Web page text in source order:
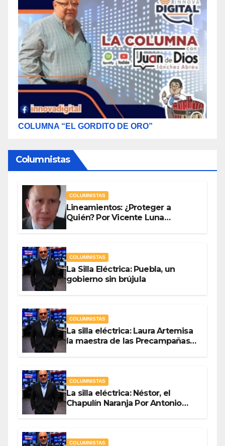
COLUMNA “EL GORDITO DE ORO”
Columnistas
COLUMNISTAS
Lineamientos: ¿Proteger a
Quién? Por Vicente Luna
COLUMNISTAS
La Silla Eléctrica: Puebla, un
gobierno sin brújula
COLUMNISTAS
La silla eléctrica: Laura Artemisa
la maestra de las Precampañas
COLUMNISTAS
La silla eléctrica: Néstor, el
Chapulín Naranja Por Antonio
COLUMNISTAS